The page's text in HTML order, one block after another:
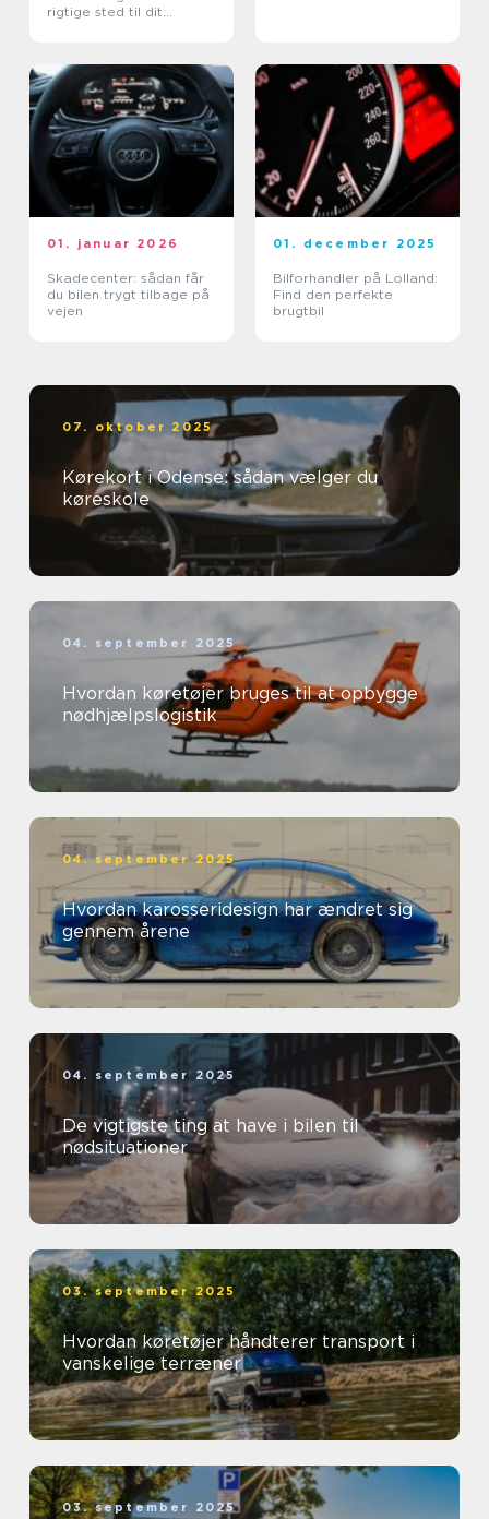
rigtige sted til dit
01. januar 2026
Skadecenter: sådan får
du bilen trygt tilbage på
vejen
01. december 2025
Bilforhandler på Lolland:
Find den perfekte
brugtbil
07. oktober 2025
Kørekort i Odense: sådan vælger du
køreskole
04. september 2025
Hvordan køretøjer bruges til at opbygge
nødhjælpslogistik
04. september 2025
Hvordan karosseridesign har ændret sig
gennem årene
04. september 2025
De vigtigste ting at have i bilen til
nødsituationer
03. september 2025
Hvordan køretøjer håndterer transport i
vanskelige terræner
03. september 2025